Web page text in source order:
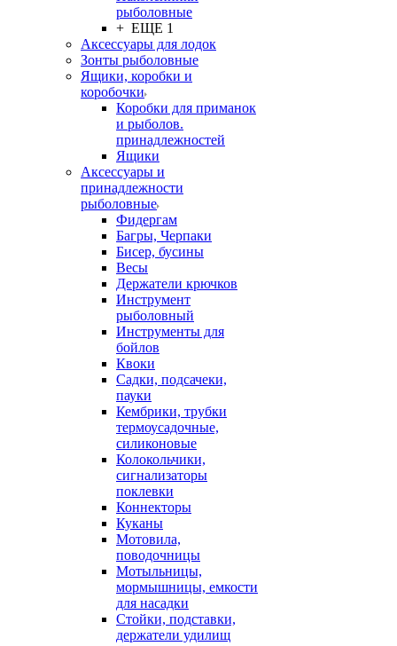
рыболовные
+ ЕЩЕ 1
Аксессуары для лодок
Зонты рыболовные
Ящики, коробки и
коробочки
Коробки для приманок
и рыболов.
принадлежностей
Ящики
Аксессуары и
принадлежности
рыболовные
Фидергам
Багры, Черпаки
Бисер, бусины
Весы
Держатели крючков
Инструмент
рыболовный
Инструменты для
бойлов
Квоки
Садки, подсачеки,
пауки
Кембрики, трубки
термоусадочные,
силиконовые
Колокольчики,
сигнализаторы
поклевки
Коннекторы
Куканы
Мотовила,
поводочницы
Мотыльницы,
мормышницы, емкости
для насадки
Стойки, подставки,
держатели удилищ